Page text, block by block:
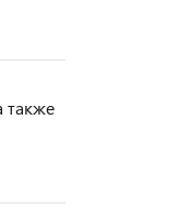
также